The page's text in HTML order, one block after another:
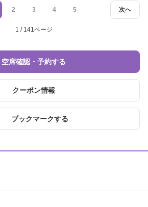
次へ
2 3 4 5
1 / 141ページ
空席確認・予約する
クーポン情報
ブックマークする